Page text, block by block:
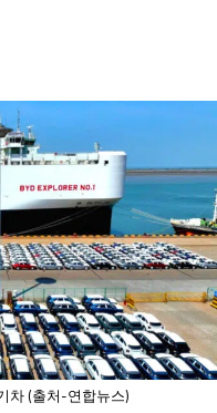
차 (출처-연합뉴스)